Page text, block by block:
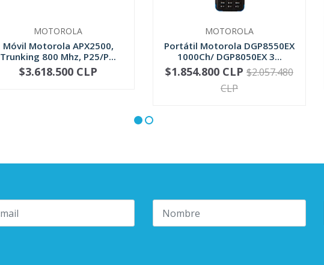
MOTOROLA
Móvil Motorola APX2500,
Trunking 800 Mhz, P25/P...
+
$3.618.500 CLP
MOTOROLA
Portátil Motorola DGP8550EX
1000Ch/ DGP8050EX 3...
VER OPCIONES
$1.854.800 CLP $2.057.480
CLP